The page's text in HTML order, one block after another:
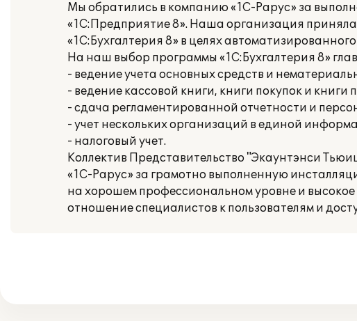
Мы обратились в компанию «1С-Рарус» за
«1С:Предприятие 8». Наша организация
«1С:Бухгалтерия 8» в целях
На наш выбор программы «1С:Бухгалтерия 8»
- ведение учета основных средств и
- ведение кассовой книги, книги покупок и книги
- сдача регламентированной отчетности и
- учет нескольких организаций в единой
- налоговый учет.
Коллектив Представительство "Экаунтэнси
«1С-Рарус» за грамотно выполненную
на хорошем профессиональном уровне и
отношение специалистов к пользователям и